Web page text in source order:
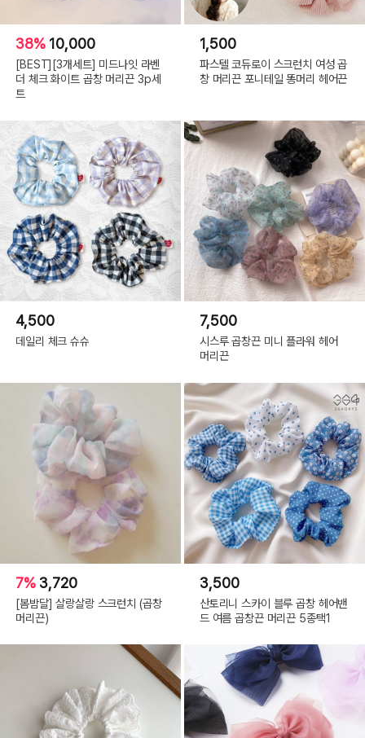
38% 10,000
[BEST][3개세트] 미드나잇 라벤
더 체크 화이트 곱창 머리끈 3p세
트
1,500
파스텔 코듀로이 스크런치 여성 곱
창 머리끈 포니테일 똥머리 헤어끈
4,500
데일리 체크 슈슈
7,500
시스루 곱창끈 미니 플라워 헤어
머리끈
7% 3,720
[봄밤달] 살랑살랑 스크런치 (곱창
머리끈)
3,500
산토리니 스카이 블루 곱창 헤어밴
드 여름 곱창끈 머리끈 5종택1